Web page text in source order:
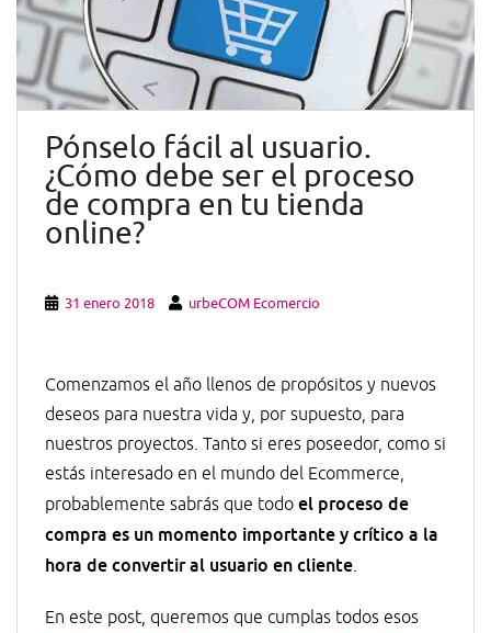
Pónselo fácil al usuario.
¿Cómo debe ser el proceso
de compra en tu tienda
online?
31 enero 2018 urbeCOM Ecomercio
Comenzamos el año llenos de propósitos y nuevos
deseos para nuestra vida y, por supuesto, para
nuestros proyectos. Tanto si eres poseedor, como si
estás interesado en el mundo del Ecommerce,
probablemente sabrás que todo el proceso de
compra es un momento importante y crítico a la
hora de convertir al usuario en cliente.
En este post, queremos que cumplas todos esos